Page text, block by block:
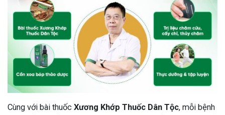
Cùng với bài thuốc Xương Khớp Thuốc Dân Tộc, mỗi bệnh